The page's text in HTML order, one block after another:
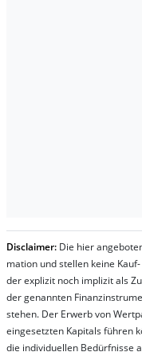
Dis­clai­mer: Die hier
ma­t­ion und stel­len kei­ne
der ex­pli­zit noch im­pli­zit als
der ge­nan­nt­en
steh­en. Der Er­werb von
ein­ge­setz­ten Ka­pi­tals füh­ren
die in­di­vi­du­el­len Be­dür­fnis­se